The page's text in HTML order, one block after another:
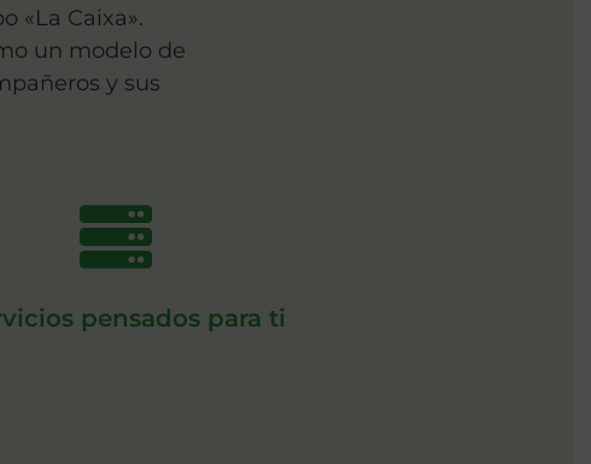
«La Caixa».
un modelo de
y sus
pensados para ti